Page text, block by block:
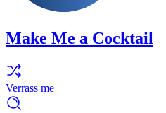
Make Me a Cocktail
Verrass me